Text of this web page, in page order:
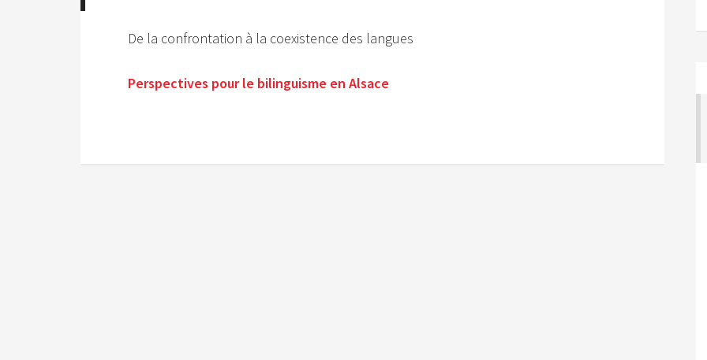
De la confrontation à la coexistence des langues
Perspectives pour le bilinguisme en Alsace